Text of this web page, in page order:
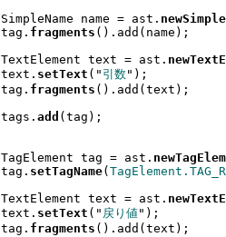
			SimpleName name = ast.
			tag.
fragments ().add(name);
			TextElement text = ast.
			text.
setText (" 引数");
			tag.
fragments ().add(text);
			tags.
add (tag);
			TagElement tag = ast.
			tag.
setTagName(
			TextElement text = ast.
			text.
setText (" 戻り値");
			tag.
fragments ().add(text);